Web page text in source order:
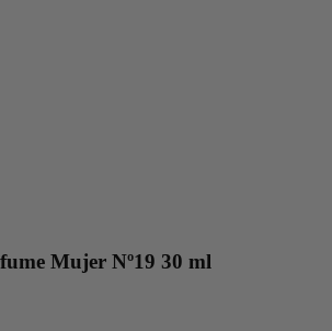
Mujer Nº19 30 ml